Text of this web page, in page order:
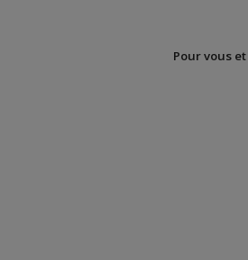
Pour vous et